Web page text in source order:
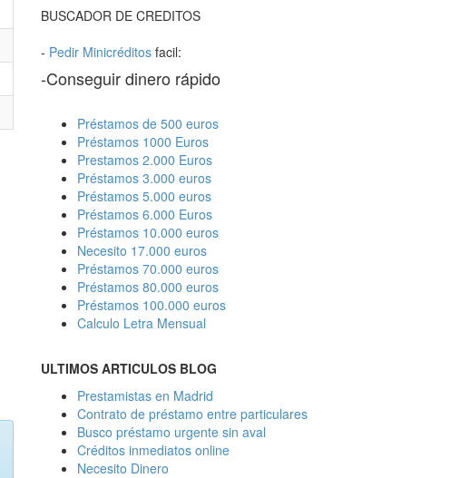
BUSCADOR DE CREDITOS
- Pedir Minicréditos facil:
-Conseguir dinero rápido
Préstamos de 500 euros
Préstamos 1000 Euros
Prestamos 2.000 Euros
Préstamos 3.000 euros
Préstamos 5.000 euros
Préstamos 6.000 Euros
Préstamos 10.000 euros
Necesito 17.000 euros
Préstamos 70.000 euros
Préstamos 80.000 euros
Préstamos 100.000 euros
Calculo Letra Mensual
ULTIMOS ARTICULOS BLOG
Prestamistas en Madrid
Contrato de préstamo entre particulares
Busco préstamo urgente sin aval
Créditos inmediatos online
Necesito Dinero